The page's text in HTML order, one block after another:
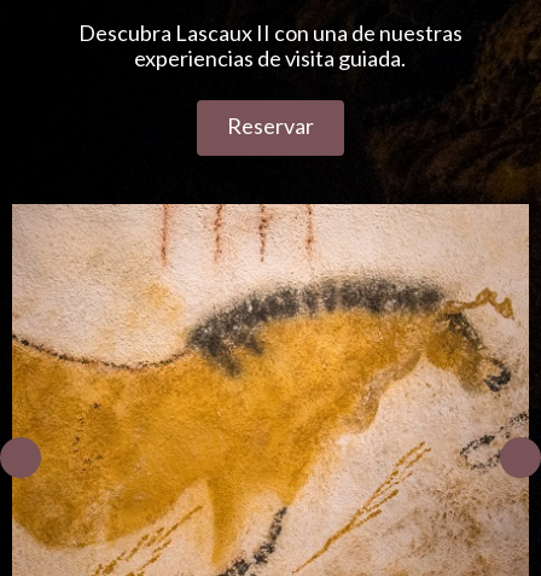
Descubra Lascaux II con una de nuestras
experiencias de visita guiada.
Reservar